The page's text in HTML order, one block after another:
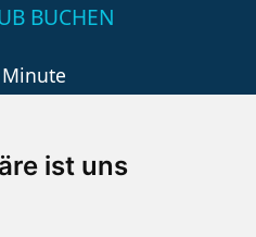
ist uns
BUCHEN
Minute